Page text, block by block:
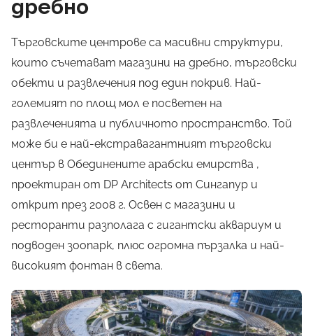
дребно
Търговските центрове са масивни структури,
които съчетават магазини на дребно, търговски
обекти и развлечения под един покрив. Най-
големият по площ мол е посветен на
развлеченията и публичното пространство. Той
може би е най-екстравагантният търговски
център в Обединените арабски емирства ,
проектиран от DP Architects от Сингапур и
открит през 2008 г. Освен с магазини и
ресторанти разполага с гигантски аквариум и
подводен зоопарк, плюс огромна пързалка и най-
високият фонтан в света.